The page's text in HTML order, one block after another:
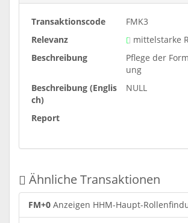
Transaktionscode
FMK3
Relevanz
mittelstarke
Beschreibung
Pflege der
ung
Beschreibung (Englis
ch)
NULL
Report
Ähnliche Transaktionen
FM+0 Anzeigen HHM-Haupt-